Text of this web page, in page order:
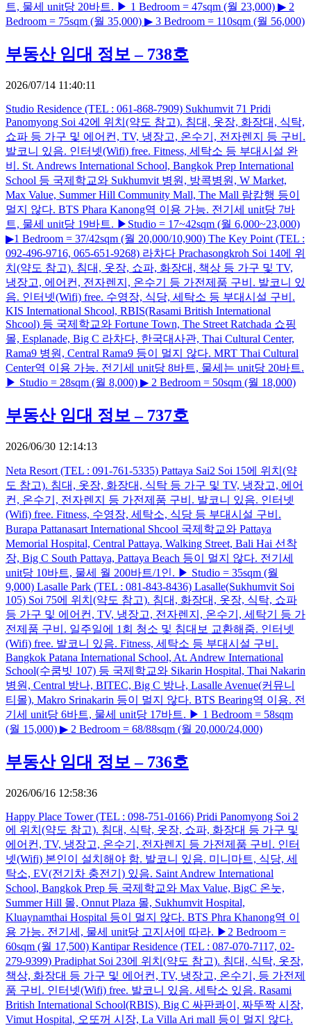
트, 물세 unit당 20바트. ▶ 1 Bedroom = 47sqm (월 23,000) ▶ 2
Bedroom = 75sqm (월 35,000) ▶ 3 Bedroom = 110sqm (월 56,000)
부동산 임대 정보 – 738호
2026/07/14 11:40:11
Studio Residence (TEL : 061-868-7909) Sukhumvit 71 Pridi
Panomyong Soi 42에 위치(약도 참고). 침대, 옷장, 화장대, 식탁,
쇼파 등 가구 및 에어컨, TV, 냉장고, 온수기, 전자렌지 등 구비.
발코니 있음. 인터넷(Wifi) free. Fitness, 세탁소 등 부대시설 완
비. St. Andrews International School, Bangkok Prep International
School 등 국제학교와 Sukhumvit 병원, 방콕병원, W Market,
Max Value, Summer Hill Community Mall, The Mall 람캄행 등이
멀지 않다. BTS Phara Kanong역 이용 가능. 전기세 unit당 7바
트, 물세 unit당 19바트. ▶Studio = 17~42sqm (월 6,000~23,000)
▶1 Bedroom = 37/42sqm (월 20,000/10,900) The Key Point (TEL :
092-496-9716, 065-651-9268) 라차다 Prachasongkroh Soi 14에 위
치(약도 참고). 침대, 옷장, 쇼파, 화장대, 책상 등 가구 및 TV,
냉장고, 에어컨, 전자렌지, 온수기 등 가전제품 구비. 발코니 있
음. 인터넷(Wifi) free. 수영장, 식당, 세탁소 등 부대시설 구비.
KIS International Shcool, RBIS(Rasami British International
Shcool) 등 국제학교와 Fortune Town, The Street Ratchada 쇼핑
몰, Esplanade, Big C 라차다, 한국대사관, Thai Cultural Center,
Rama9 병원, Central Rama9 등이 멀지 않다. MRT Thai Cultural
Center역 이용 가능. 전기세 unit당 8바트, 물세는 unit당 20바트.
▶ Studio = 28sqm (월 8,000) ▶ 2 Bedroom = 50sqm (월 18,000)
부동산 임대 정보 – 737호
2026/06/30 12:14:13
Neta Resort (TEL : 091-761-5335) Pattaya Sai2 Soi 15에 위치(약
도 참고). 침대, 옷장, 화장대, 식탁 등 가구 및 TV, 냉장고, 에어
컨, 온수기, 전자렌지 등 가전제품 구비. 발코니 있음. 인터넷
(Wifi) free. Fitness, 수영장, 세탁소, 식당 등 부대시설 구비.
Burapa Pattanasart International Shcool 국제학교와 Pattaya
Memorial Hospital, Central Pattaya, Walking Street, Bali Hai 선착
장, Big C South Pattaya, Pattaya Beach 등이 멀지 않다. 전기세
unit당 10바트, 물세 월 200바트/1인. ▶ Studio = 35sqm (월
9,000) Lasalle Park (TEL : 081-843-8436) Lasalle(Sukhumvit Soi
105) Soi 75에 위치(약도 참고). 침대, 화장대, 옷장, 식탁, 쇼파
등 가구 및 에어컨, TV, 냉장고, 전자렌지, 온수기, 세탁기 등 가
전제품 구비. 일주일에 1회 청소 및 침대보 교환해줌. 인터넷
(Wifi) free. 발코니 있음. Fitness, 세탁소 등 부대시설 구비.
Bangkok Patana International School, At. Andrew International
School(수쿰빗 107) 등 국제학교와 Sikarin Hospital, Thai Nakarin
병원, Central 방나, BITEC, Big C 방나, Lasalle Avenue(커뮤니
티몰), Makro Srinakarin 등이 멀지 않다. BTS Bearing역 이용. 전
기세 unit당 6바트, 물세 unit당 17바트. ▶ 1 Bedroom = 58sqm
(월 15,000) ▶ 2 Bedroom = 68/88sqm (월 20,000/24,000)
부동산 임대 정보 – 736호
2026/06/16 12:58:36
Happy Place Tower (TEL : 098-751-0166) Pridi Panomyong Soi 2
에 위치(약도 참고). 침대, 식탁, 옷장, 쇼파, 화장대 등 가구 및
에어컨, TV, 냉장고, 온수기, 전자렌지 등 가전제품 구비. 인터
넷(Wifi) 본인이 설치해야 함. 발코니 있음. 미니마트, 식당, 세
탁소, EV(전기차 충전기) 있음. Saint Andrew International
School, Bangkok Prep 등 국제학교와 Max Value, BigC 온눗,
Summer Hill 몰, Onnut Plaza 몰, Sukhumvit Hospital,
Kluaynamthai Hospital 등이 멀지 않다. BTS Phra Khanong역 이
용 가능. 전기세, 물세 unit당 고지서에 따라. ▶2 Bedroom =
60sqm (월 17,500) Kantipar Residence (TEL : 087-070-7117, 02-
279-9399) Pradiphat Soi 23에 위치(약도 참고). 침대, 식탁, 옷장,
책상, 화장대 등 가구 및 에어컨, TV, 냉장고, 온수기, 등 가전제
품 구비. 인터넷(Wifi) free. 발코니 있음. 세탁소 있음. Rasami
British International School(RBIS), Big C 싸판콰이, 짜뚜짝 시장,
Vimut Hospital, 오또꺼 시장, La Villa Ari mall 등이 멀지 않다.